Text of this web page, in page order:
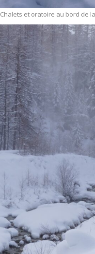
Chalets et oratoire au bord de